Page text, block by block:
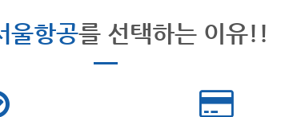
울항공를 선택하는 이유!!